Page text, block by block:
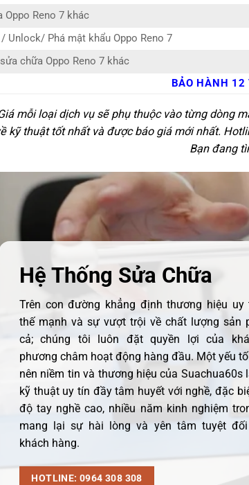
Oppo Reno 7 khác
Unlock/ Phá mật khẩu Oppo Reno 7
chữa Oppo Reno 7 khác
BẢO HÀNH
mỗi loại dịch vụ sẽ phụ thuộc vào từng dòng
kỹ thuật tốt nhất và được báo giá mới nhất.
Bạn đang
Hệ Thống Sửa Chữa
Trên con đường khẳng định thương hiệu uy
thế mạnh và sự vượt trội về chất lượng sản
cả; chúng tôi luôn đặt quyền lợi của
phương châm hoạt động hàng đầu. Một yếu
nên niềm tin và thương hiệu của Suachua60s
kỹ thuật uy tín đầy tâm huyết với nghề, đặc
độ tay nghề cao, nhiều năm kinh nghiệm
mang lại sự hài lòng và yên tâm tuyệt
khách hàng.
HOTLINE: 0964 308 308